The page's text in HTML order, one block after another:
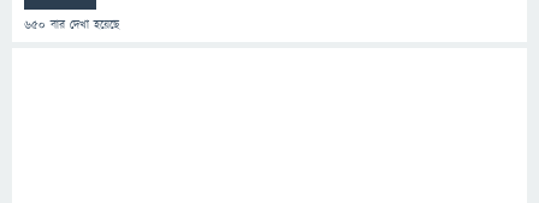
650 বার দেখা হয়েছে